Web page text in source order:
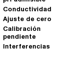
Conductividad
Ajuste de cero
Calibración
pendiente
Interferencias